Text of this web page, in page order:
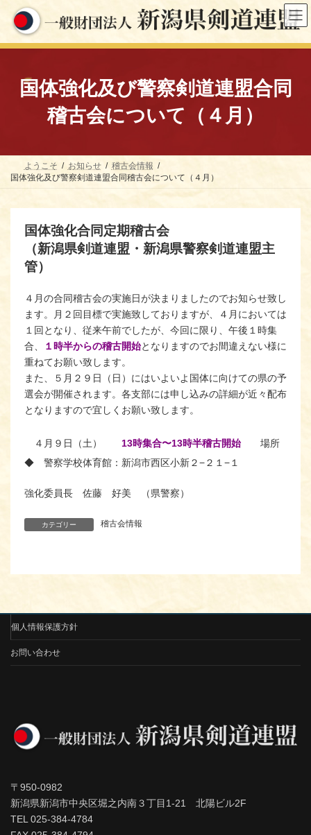
ン
ー
国体強化及び警察剣道連盟合同
稽古会について（４月）
ようこそ お知らせ
稽古会情報
国体強化及び警察剣道連盟合同稽古会について（４月）
国体強化合同定期稽古会
（新潟県剣道連盟・新潟県警察剣道連盟主
管）
４月の合同稽古会の実施日が決まりましたのでお知らせ致し
ます。月２回目標で実施致しておりますが、４月においては
１回となり、従来午前でしたが、今回に限り、午後１時集
合、
１時半からの稽古開始となりますのでお間違えない様に
重ねてお願い致します。
また、５月２９日（日）にはいよいよ国体に向けての県の予
選会が開催されます。各支部には申し込みの詳細が近々配布
となりますので宜しくお願い致します。
４月９日（土） 13時集合〜13時半稽古開始 場所
◆ 警察学校体育館：新潟市西区小新２−２１−１
強化委員長 佐藤 好美 （県警察）
カテゴリー 稽古会情報
個人情報保護方針
お問い合わせ
〒950-0982
新潟県新潟市中央区堀之内南３丁目1-21 北陽ビル2F
TEL 025-384-4784